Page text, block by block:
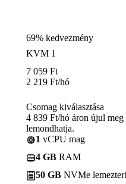
69% kedvezmény
KVM 1
7 059 Ft
2 219 Ft/hó
Csomag kiválasztása
4 839 Ft/hó áron újul
lemondhatja.
1 vCPU mag
4 GB RAM
50 GB NVMe